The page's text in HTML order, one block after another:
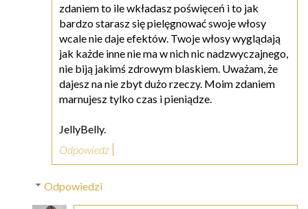
zdaniem to ile wkładasz poświęceń i to jak
bardzo starasz się pielęgnować swoje włosy
wcale nie daje efektów. Twoje włosy wyglądają
jak każde inne nie ma w nich nic nadzwyczajnego,
nie biją jakimś zdrowym blaskiem. Uważam, że
dajesz na nie zbyt dużo rzeczy. Moim zdaniem
marnujesz tylko czas i pieniądze.
JellyBelly.
Odpowiedz
Odpowiedzi